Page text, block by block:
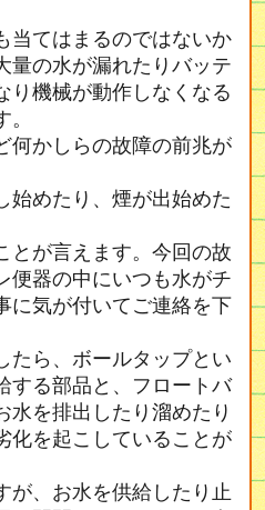
当てはまるのではないか
量の水が漏れたりバッテ
り機械が動作しなくなる
何かしらの故障の前兆が
始めたり、煙が出始めた
とが言えます。今回の故
便器の中にいつも水がチ
に気が付いてご連絡を下
たら、ボールタップとい
する部品と、フロートバ
水を排出したり溜めたり
化を起こしていることが
が、お水を供給したり止